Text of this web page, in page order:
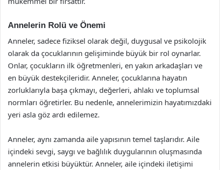
Annelerin Rolü ve Önemi
Anneler, sadece fiziksel olarak değil, duygusal ve psikolojik
olarak da çocuklarının gelişiminde büyük bir rol oynarlar.
Onlar, çocukların ilk öğretmenleri, en yakın arkadaşları ve
en büyük destekçileridir. Anneler, çocuklarına hayatın
zorluklarıyla başa çıkmayı, değerleri, ahlakı ve toplumsal
normları öğretirler. Bu nedenle, annelerimizin hayatımızdaki
yeri asla göz ardı edilemez.
Anneler, aynı zamanda aile yapısının temel taşlarıdır. Aile
içindeki sevgi, saygı ve bağlılık duygularının oluşmasında
annelerin etkisi büyüktür. Anneler, aile içindeki iletişimi